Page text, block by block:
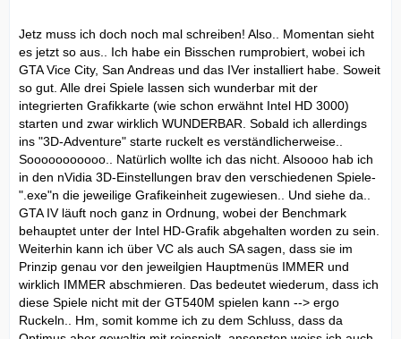
Jetz muss ich doch noch mal schreiben! Also.. Momentan sieht
es jetzt so aus.. Ich habe ein Bisschen rumprobiert, wobei ich
GTA Vice City, San Andreas und das IVer installiert habe. Soweit
so gut. Alle drei Spiele lassen sich wunderbar mit der
integrierten Grafikkarte (wie schon erwähnt Intel HD 3000)
starten und zwar wirklich WUNDERBAR. Sobald ich allerdings
ins "3D-Adventure" starte ruckelt es verständlicherweise..
Sooooooooooo.. Natürlich wollte ich das nicht. Alsoooo hab ich
in den nVidia 3D-Einstellungen brav den verschiedenen Spiele-
".exe"n die jeweilige Grafikeinheit zugewiesen.. Und siehe da..
GTA IV läuft noch ganz in Ordnung, wobei der Benchmark
behauptet unter der Intel HD-Grafik abgehalten worden zu sein.
Weiterhin kann ich über VC als auch SA sagen, dass sie im
Prinzip genau vor den jeweilgien Hauptmenüs IMMER und
wirklich IMMER abschmieren. Das bedeutet wiederum, dass ich
diese Spiele nicht mit der GT540M spielen kann --> ergo
Ruckeln.. Hm, somit komme ich zu dem Schluss, dass da